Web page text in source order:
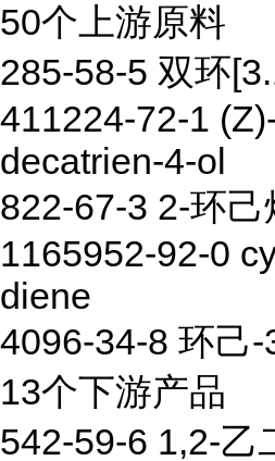
50个上游原料
285-58-5 双环
411224-72-1
decatrien-4-ol
822-67-3 2-环己
1165952-92-0
diene
4096-34-8 环己-
13个下游产品
542-59-6 1,2-乙